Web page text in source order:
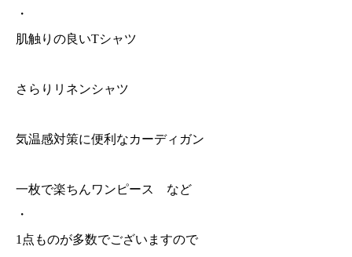
・
肌触りの良いTシャツ
さらりリネンシャツ
気温感対策に便利なカーディガン
一枚で楽ちんワンピース など
・
1点ものが多数でございますので